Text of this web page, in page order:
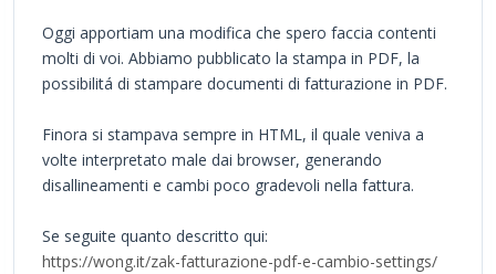
Oggi apportiam una modifica che spero faccia contenti
molti di voi. Abbiamo pubblicato la stampa in PDF, la
possibilitá di stampare documenti di fatturazione in PDF.
Finora si stampava sempre in HTML, il quale veniva a
volte interpretato male dai browser, generando
disallineamenti e cambi poco gradevoli nella fattura.
Se seguite quanto descritto qui:
https://wong.it/zak-fatturazione-pdf-e-cambio-settings/